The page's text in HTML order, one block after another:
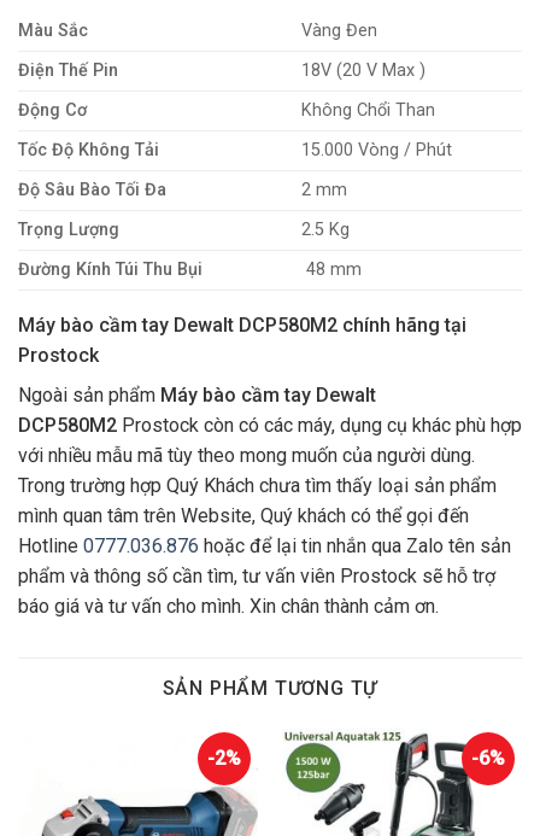
Màu Sắc
Vàng Đen
Điện Thế Pin
18V (20 V Max )
Động Cơ
Không Chổi Than
Tốc Độ Không Tải
15.000 Vòng / Phút
Độ Sâu Bào Tối Đa
2 mm
Trọng Lượng
2.5 Kg
Đường Kính Túi Thu Bụi
48 mm
Máy bào cầm tay Dewalt DCP580M2 chính hãng tại
Prostock
Ngoài sản phẩm Máy bào cầm tay Dewalt
DCP580M2 Prostock còn có các máy, dụng cụ khác phù hợp
với nhiều mẫu mã tùy theo mong muốn của người dùng.
Trong trường hợp Quý Khách chưa tìm thấy loại sản phẩm
mình quan tâm trên Website, Quý khách có thể gọi đến
Hotline 0777.036.876 hoặc để lại tin nhắn qua Zalo tên sản
phẩm và thông số cần tìm, tư vấn viên Prostock sẽ hỗ trợ
báo giá và tư vấn cho mình. Xin chân thành cảm ơn.
SẢN PHẨM TƯƠNG TỰ
-2% -6%